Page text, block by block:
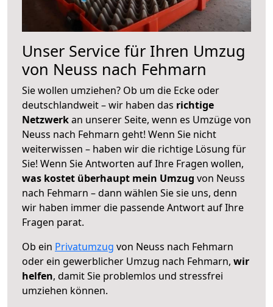
Unser Service für Ihren Umzug
von Neuss nach Fehmarn
Sie wollen umziehen? Ob um die Ecke oder
deutschlandweit – wir haben das richtige
Netzwerkan unserer Seite, wenn es Umzüge von
Neuss nach Fehmarn geht! Wenn Sie nicht
weiterwissen – haben wir die richtige Lösung für
Sie! Wenn Sie Antworten auf Ihre Fragen wollen,
was kostet überhaupt mein Umzug von Neuss
nach Fehmarn – dann wählen Sie sie uns, denn
wir haben immer die passende Antwort auf Ihre
Fragen parat.
Ob ein Privatumzug von Neuss nach Fehmarn
oder ein gewerblicher Umzug nach Fehmarn, wir
helfen, damit Sie problemlos und stressfrei
umziehen können.